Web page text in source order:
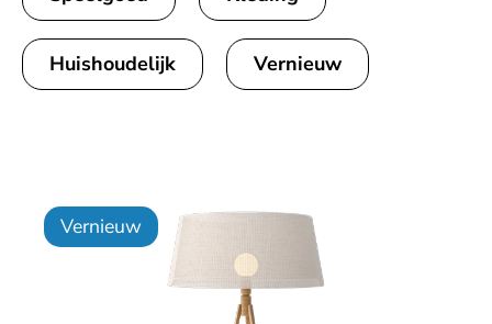
Huishoudelijk Vernieuw
Vernieuw